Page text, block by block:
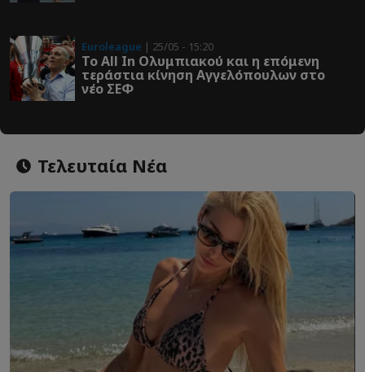
Euroleague | 25/05 - 15:20
Το All In Ολυμπιακού και η επόμενη
τεράστια κίνηση Αγγελόπουλων στο
νέο ΣΕΦ
Τελευταία Νέα